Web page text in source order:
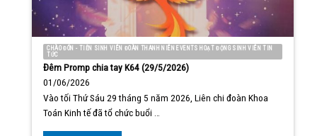
CHÀO ĐÓN - TIỄN SINH VIÊN ĐOÀN THANH NIÊN EVENTS HOẠT ĐỘNG SINH VIÊN TIN
TỨC
Đêm Promp chia tay K64 (29/5/2026)
01/06/2026
Vào tối Thứ Sáu 29 tháng 5 năm 2026, Liên chi đoàn Khoa
Toán Kinh tế đã tổ chức buổi …